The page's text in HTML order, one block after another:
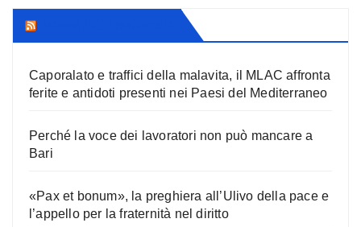
Caporalato e traffici della malavita, il MLAC affronta
ferite e antidoti presenti nei Paesi del Mediterraneo
Perché la voce dei lavoratori non può mancare a
Bari
«Pax et bonum», la preghiera all’Ulivo della pace e
l’appello per la fraternità nel diritto